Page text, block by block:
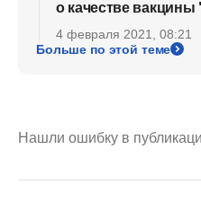
о качестве вакцины
4 февраля 2021, 08:21
Больше по этой теме
Нашли ошибку в